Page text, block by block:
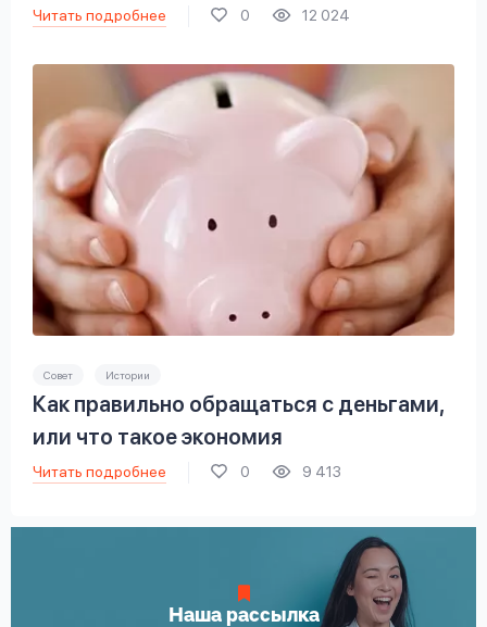
Читать подробнее 0 12 024
Совет Истории
Как правильно обращаться с деньгами,
или что такое экономия
Читать подробнее 0 9 413
Наша рассылка